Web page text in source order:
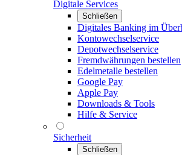
Digitale Services
Schließen
Digitales Banking im
Kontowechselservice
Depotwechselservice
Fremdwährungen bestellen
Edelmetalle bestellen
Google Pay
Apple Pay
Downloads & Tools
Hilfe & Service
Sicherheit
Schließen